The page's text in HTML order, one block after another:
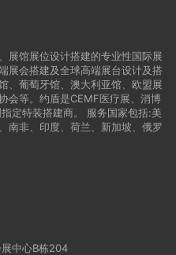
展馆展位设计搭建的专业性国际展
展会搭建及全球高端展台设计及搭
、葡萄牙馆、澳大利亚馆、欧盟展
会等。约盾是CEMF医疗展、消博
定特装搭建商。 服务国家包括:美
南非、印度、荷兰、新加坡、俄罗
中心B栋204